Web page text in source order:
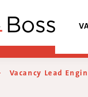
Vacancy Lead